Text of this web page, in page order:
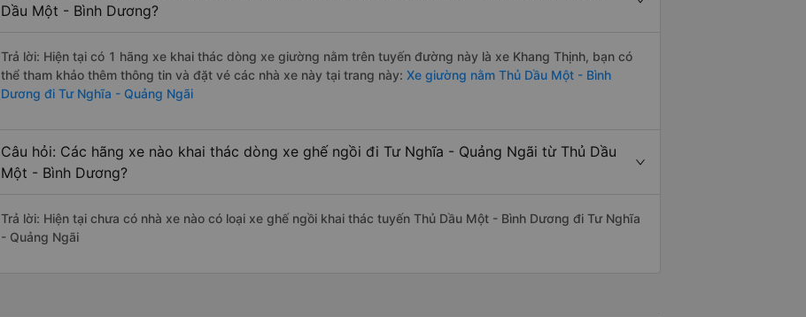
Dầu Một - Bình Dương?
Trả lời: Hiện tại có 1 hãng xe khai thác dòng xe giường nằm trên tuyến đường này là xe Khang Thịnh, bạn có
thể tham khảo thêm thông tin và đặt vé các nhà xe này tại trang này: Xe giường nằm Thủ Dầu Một - Bình
Dương đi Tư Nghĩa - Quảng Ngãi
Câu hỏi: Các hãng xe nào khai thác dòng xe ghế ngồi đi Tư Nghĩa - Quảng Ngãi từ Thủ Dầu
Một - Bình Dương?
Trả lời: Hiện tại chưa có nhà xe nào có loại xe ghế ngồi khai thác tuyến Thủ Dầu Một - Bình Dương đi Tư Nghĩa
- Quảng Ngãi